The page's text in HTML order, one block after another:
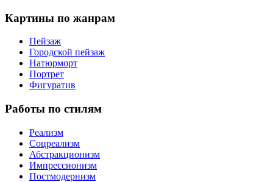
Картины по жанрам
Пейзаж
Городской пейзаж
Натюрморт
Портрет
Фигуратив
Работы по стилям
Реализм
Соцреализм
Абстракционизм
Импрессионизм
Постмодернизм